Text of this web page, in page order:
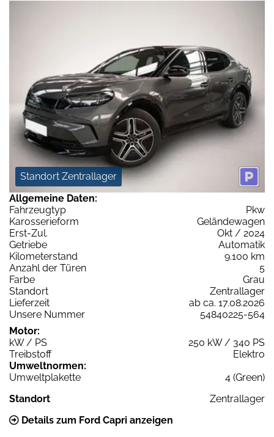
Standort Zentrallager
Allgemeine Daten:
Fahrzeugtyp
Pkw
Karosserieform
Geländewagen
Erst-Zul.
Okt / 2024
Getriebe
Automatik
Kilometerstand
9.100 km
Anzahl der Türen
5
Farbe
Grau
Standort
Zentrallager
Lieferzeit
ab ca. 17.08.2026
Unsere Nummer
54840225-564
Motor:
kW / PS
250 kW / 340 PS
Treibstoff
Elektro
Umweltnormen:
Umweltplakette
4 (Green)
Standort
Zentrallager
Details zum Ford Capri anzeigen